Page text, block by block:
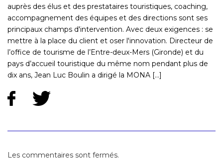
auprès des élus et des prestataires touristiques, coaching,
accompagnement des équipes et des directions sont ses
principaux champs d'intervention. Avec deux exigences : se
mettre à la place du client et oser l'innovation. Directeur de
l’office de tourisme de l’Entre-deux-Mers (Gironde) et du
pays d’accueil touristique du même nom pendant plus de
dix ans, Jean Luc Boulin a dirigé la MONA [...]
Les commentaires sont fermés.